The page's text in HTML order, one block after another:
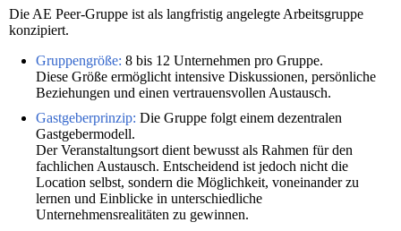
Die AE Peer-Gruppe ist als langfristig angelegte Arbeitsgruppe
konzipiert.
Gruppengröße: 8 bis 12 Unternehmen pro Gruppe.
Diese Größe ermöglicht intensive Diskussionen, persönliche
Beziehungen und einen vertrauensvollen Austausch.
Gastgeberprinzip: Die Gruppe folgt einem dezentralen
Gastgebermodell.
Der Veranstaltungsort dient bewusst als Rahmen für den
fachlichen Austausch. Entscheidend ist jedoch nicht die
Location selbst, sondern die Möglichkeit, voneinander zu
lernen und Einblicke in unterschiedliche
Unternehmensrealitäten zu gewinnen.